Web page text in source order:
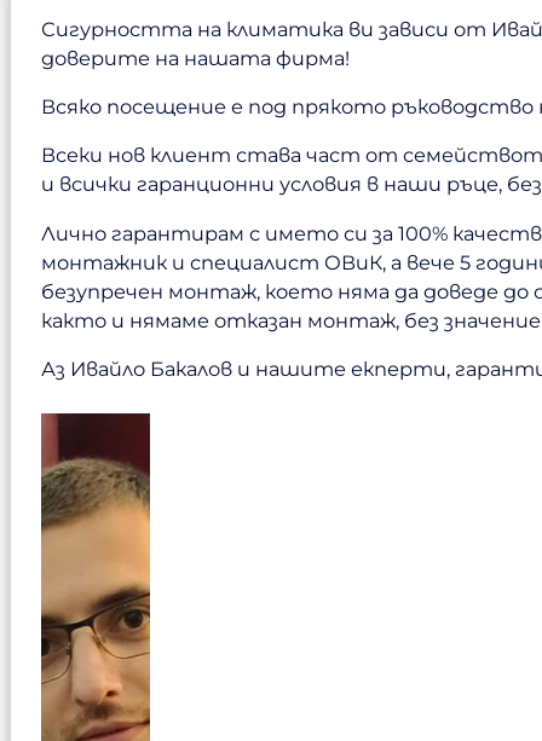
Сигурността на климатика ви зависи от
доверите на нашата фирма!
Всяко посещение е под прякото
Всеки нов клиент става част от
и всички гаранционни условия в наши ръце,
Лично гарантирам с името си за 100%
монтажник и специалист ОВиК, а вече 5
безупречен монтаж, което няма да доведе
както и нямаме отказан монтаж, без
Аз Ивайло Бакалов и нашите екперти,